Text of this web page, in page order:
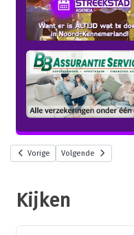
Vorige Volgende
Kijken